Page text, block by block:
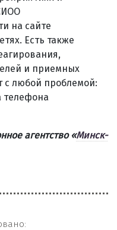
на сайте
Есть также
и приемных
с любой проблемой:
телефона
агентство «Минск-